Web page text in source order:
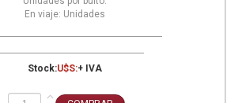
En viaje: Unidades
Stock:U$S:+ IVA